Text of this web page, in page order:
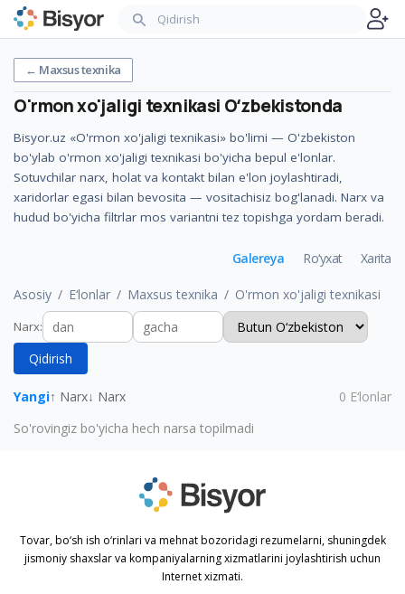
← Maxsus texnika
O'rmon xo'jaligi texnikasi Oʻzbekistonda
Bisyor.uz «O'rmon xo'jaligi texnikasi» bo'limi — O'zbekiston
bo'ylab o'rmon xo'jaligi texnikasi bo'yicha bepul e'lonlar.
Sotuvchilar narx, holat va kontakt bilan e'lon joylashtiradi,
xaridorlar egasi bilan bevosita — vositachisiz bog'lanadi. Narx va
hudud bo'yicha filtrlar mos variantni tez topishga yordam beradi.
Asosiy E‘lonlar Maxsus texnika O'rmon xo'jaligi texnikasi
Galereya Ro‘yxat Xarita
Narx:
Qidirish
Yangi↑ Narx↓ Narx 0 E‘lonlar
So'rovingiz bo'yicha hech narsa topilmadi
Tovar, bo‘sh ish o‘rinlari va mehnat bozoridagi rezumelarni, shuningdek
jismoniy shaxslar va kompaniyalarning xizmatlarini joylashtirish uchun
Internet xizmati.